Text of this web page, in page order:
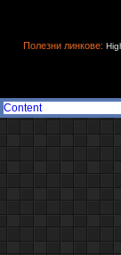
Полезни линкове:
Content